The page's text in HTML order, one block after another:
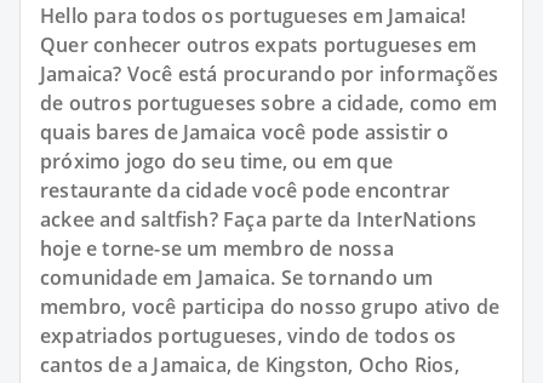
Hello para todos os portugueses em Jamaica!
Quer conhecer outros expats portugueses em
Jamaica? Você está procurando por informações
de outros portugueses sobre a cidade, como em
quais bares de Jamaica você pode assistir o
próximo jogo do seu time, ou em que
restaurante da cidade você pode encontrar
ackee and saltfish? Faça parte da InterNations
hoje e torne-se um membro de nossa
comunidade em Jamaica. Se tornando um
membro, você participa do nosso grupo ativo de
expatriados portugueses, vindo de todos os
cantos de a Jamaica, de Kingston, Ocho Rios,